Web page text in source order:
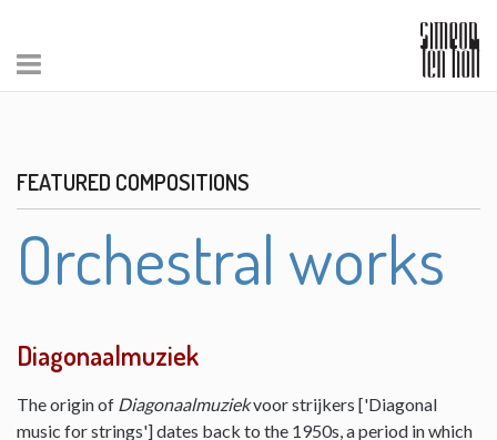
FEATURED COMPOSITIONS
Orchestral works
Diagonaalmuziek
The origin of Diagonaalmuziekvoor strijkers ['Diagonal
music for strings'] dates back to the 1950s, a period in which